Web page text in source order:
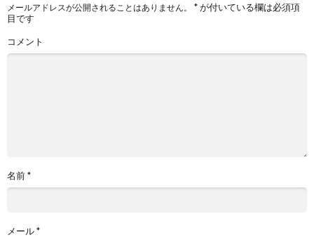
メールアドレスが公開されることはありません。 *が付いている欄は必須項
目です
コメント
名前*
メール*